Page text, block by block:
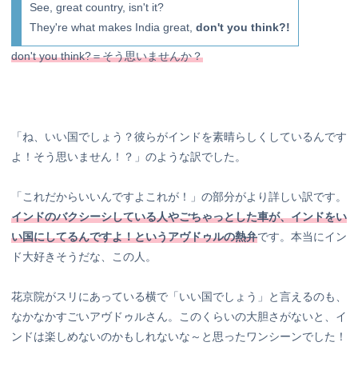
See, great country, isn't it?
They're what makes India great, don't you think?!
don't you think?＝そう思いませんか？
「ね、いい国でしょう？彼らがインドを素晴らしくしているんです
よ！そう思いません！？」のような訳でした。
「これだからいいんですよこれが！」の部分がより詳しい訳です。
インドのバクシーシしている人やごちゃっとした車が、インドをい
い国にしてるんですよ！というアヴドゥルの熱弁です。本当にイン
ド大好きそうだな、この人。
花京院がスリにあっている横で「いい国でしょう」と言えるのも、
なかなかすごいアヴドゥルさん。このくらいの大胆さがないと、イ
ンドは楽しめないのかもしれないな～と思ったワンシーンでした！